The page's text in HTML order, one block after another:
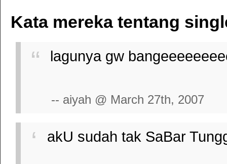
Kata mereka tentang
lagunya gw
-- aiyah @ March 27th, 2007
akU sudah tak SaBar